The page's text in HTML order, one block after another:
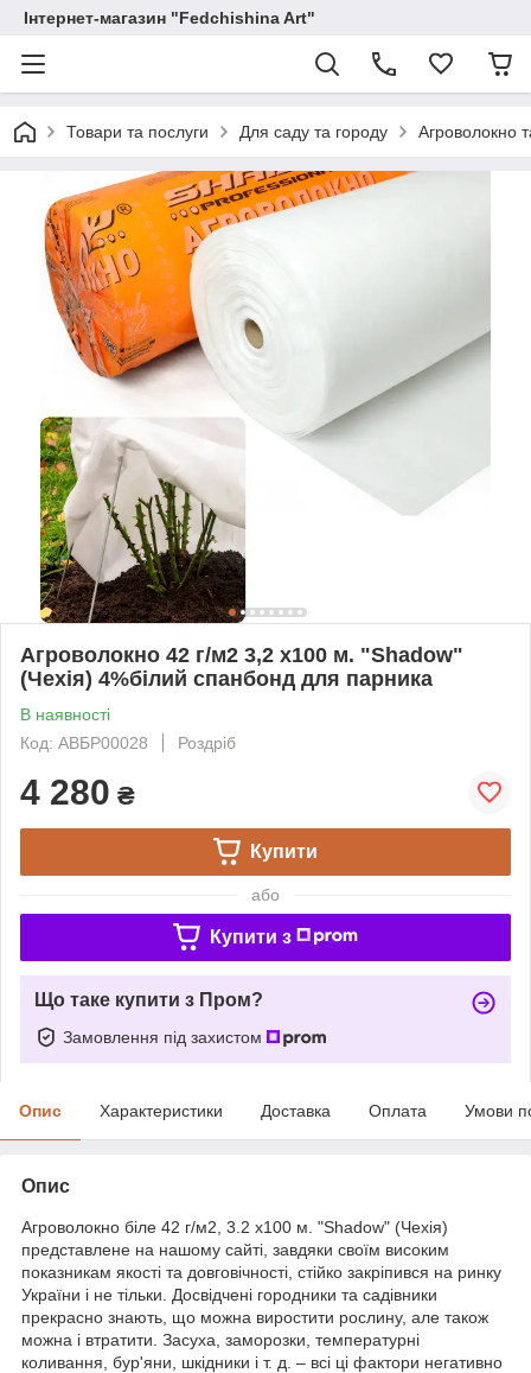
Інтернет-магазин "Fedchishina Art"
Товари та послуги Для саду та городу Агроволокно
Агроволокно 42 г/м2 3,2 х100 м. "Shadow"
(Чехія) 4%білий спанбонд для парника
В наявності
Код: АВБР00028
Роздріб
4 280 ₴
Купити
або
Купити з
Що таке купити з Пром?
Замовлення під захистом
Опис Характеристики Доставка Оплата Умови
Опис
Агроволокно біле 42 г/м2, 3.2 х100 м. "Shadow" (Чехія)
представлене на нашому сайті, завдяки своїм високим
показникам якості та довговічності, стійко закріпився на ринку
України і не тільки. Досвідчені городники та садівники
прекрасно знають, що можна виростити рослину, але також
можна і втратити. Засуха, заморозки, температурні
коливання, бур'яни, шкідники і т. д. – всі ці фактори негативно